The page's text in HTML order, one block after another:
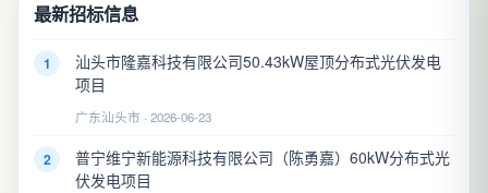
最新招标信息
1
汕头市隆嘉科技有限公司50.43kW屋顶分布式光伏发电
项目
广东汕头市 · 2026-06-23
2
普宁维宁新能源科技有限公司（陈勇嘉）60kW分布式光
伏发电项目